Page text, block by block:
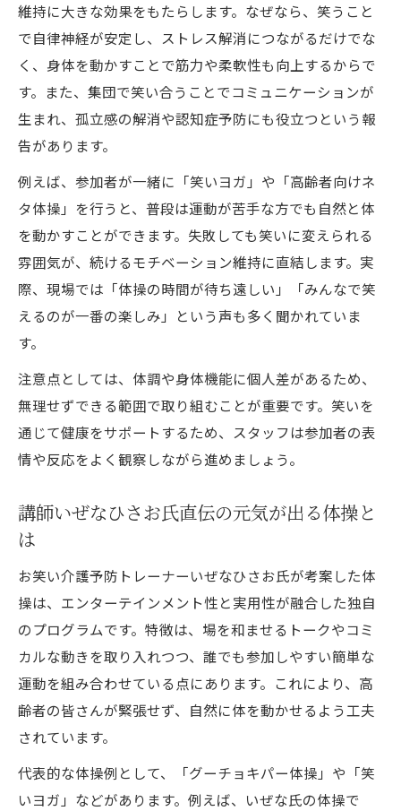
維持に大きな効果をもたらします。なぜなら、笑うこと
で自律神経が安定し、ストレス解消につながるだけでな
く、身体を動かすことで筋力や柔軟性も向上するからで
す。また、集団で笑い合うことでコミュニケーションが
生まれ、孤立感の解消や認知症予防にも役立つという報
告があります。
例えば、参加者が一緒に「笑いヨガ」や「高齢者向けネ
タ体操」を行うと、普段は運動が苦手な方でも自然と体
を動かすことができます。失敗しても笑いに変えられる
雰囲気が、続けるモチベーション維持に直結します。実
際、現場では「体操の時間が待ち遠しい」「みんなで笑
えるのが一番の楽しみ」という声も多く聞かれていま
す。
注意点としては、体調や身体機能に個人差があるため、
無理せずできる範囲で取り組むことが重要です。笑いを
通じて健康をサポートするため、スタッフは参加者の表
情や反応をよく観察しながら進めましょう。
講師いぜなひさお氏直伝の元気が出る体操と
は
お笑い介護予防トレーナーいぜなひさお氏が考案した体
操は、エンターテインメント性と実用性が融合した独自
のプログラムです。特徴は、場を和ませるトークやコミ
カルな動きを取り入れつつ、誰でも参加しやすい簡単な
運動を組み合わせている点にあります。これにより、高
齢者の皆さんが緊張せず、自然に体を動かせるよう工夫
されています。
代表的な体操例として、「グーチョキパー体操」や「笑
いヨガ」などがあります。例えば、いぜな氏の体操で